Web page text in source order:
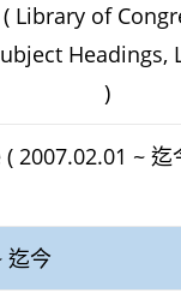
( Library of
Headings,
)
2007.02.01 ~ 迄
迄今